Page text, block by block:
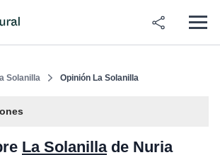
Solanilla Opinión La Solanilla
La Solanillade Nuria